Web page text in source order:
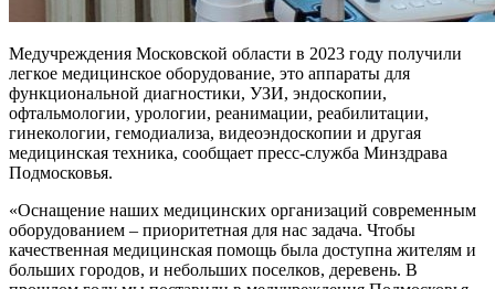
Медучреждения Московской области в 2023 году получили
легкое медицинское оборудование, это аппараты для
функциональной диагностики, УЗИ, эндоскопии,
офтальмологии, урологии, реанимации, реабилитации,
гинекологии, гемодиализа, видеоэндоскопии и другая
медицинская техника, сообщает пресс-служба Минздрава
Подмосковья.
«Оснащение наших медицинских организаций современным
оборудованием – приоритетная для нас задача. Чтобы
качественная медицинская помощь была доступна жителям и
больших городов, и небольших поселков, деревень. В